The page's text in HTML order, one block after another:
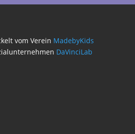
vom Verein MadebyKids
DaVinciLab